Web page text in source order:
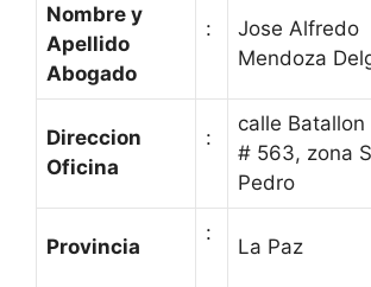
Nombre y
Apellido
Abogado
:
Jose Alfredo
Mendoza
Direccion
Oficina
:
calle Batallon
# 563, zona
Pedro
Provincia
:
La Paz